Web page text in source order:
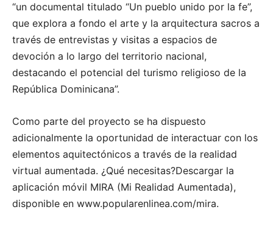
“un documental titulado “Un pueblo unido por la fe”,
que explora a fondo el arte y la arquitectura sacros a
través de entrevistas y visitas a espacios de
devoción a lo largo del territorio nacional,
destacando el potencial del turismo religioso de la
República Dominicana”.
Como parte del proyecto se ha dispuesto
adicionalmente la oportunidad de interactuar con los
elementos aquitectónicos a través de la realidad
virtual aumentada. ¿Qué necesitas?Descargar la
aplicación móvil MIRA (Mi Realidad Aumentada),
disponible en www.popularenlinea.com/mira.